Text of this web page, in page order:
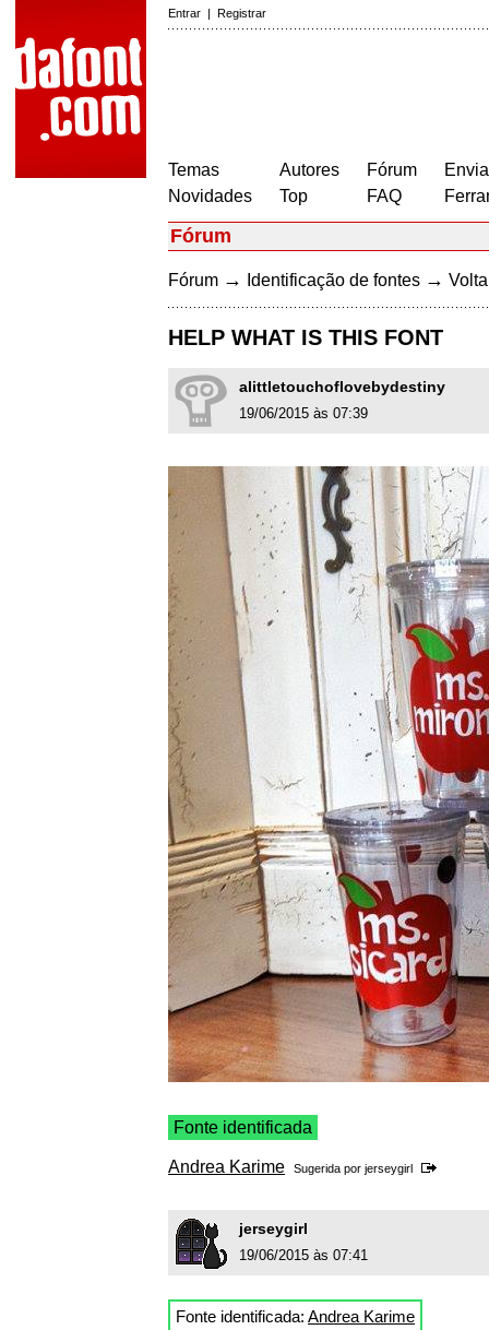
Entrar | Registrar
Temas
Novidades
Autores
Top
Fórum
FAQ
Fórum
Fórum → Identificação de fontes →
HELP WHAT IS THIS FONT
alittletouchoflovebydestiny
19/06/2015 às 07:39
Fonte identificada
Andrea Karime Sugerida por jerseygirl
jerseygirl
19/06/2015 às 07:41
Fonte identificada: Andrea Karime